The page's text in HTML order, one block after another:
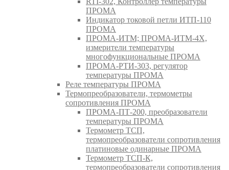
ПРОМА
Индикатор токовой петли ИТП-110
ПРОМА
ПРОМА-ИТМ; ПРОМА-ИТМ-4Х,
измерители температуры
многофункциональные ПРОМА
ПРОМА-РТИ-303, регулятор
температуры ПРОМА
Реле температуры ПРОМА
Термопреобразователи, термометры
сопротивления ПРОМА
ПРОМА-ПТ-200, преобразователи
температуры ПРОМА
Термометр ТСП,
термопреобразователи сопротивления
платиновые одинарные ПРОМА
Термометр ТСП-К,
термопреобразователи сопротивления